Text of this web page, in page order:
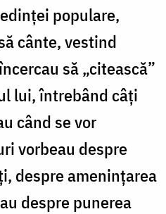
populare,
cânte, vestind
să „citească”
lui, întrebând câți
când se vor
vorbeau despre
despre amenințarea
despre punerea